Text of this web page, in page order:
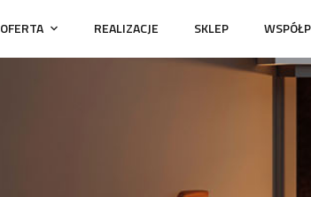
OFERTA REALIZACJE SKLEP